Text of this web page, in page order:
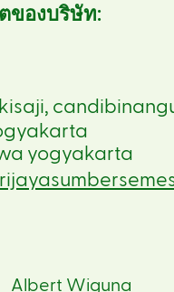
ของบริษัท:
yogyakarta
Albert Wiguna